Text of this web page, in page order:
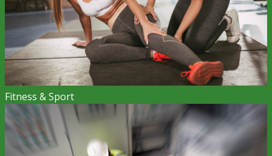
Fitness & Sport